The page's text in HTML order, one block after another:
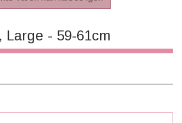
- 59-61cm